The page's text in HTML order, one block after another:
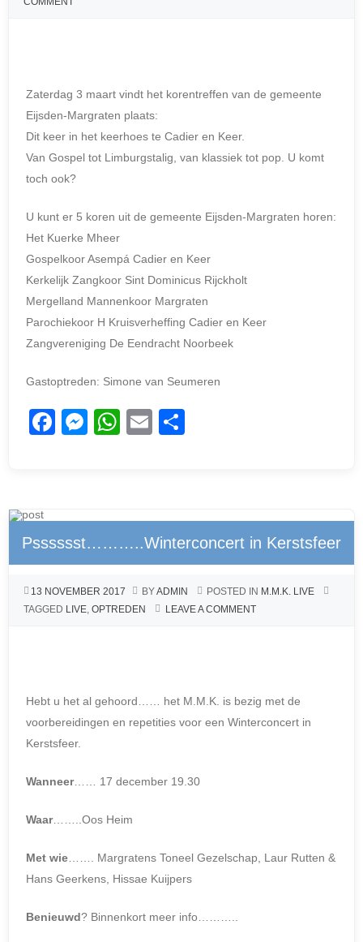
Zaterdag 3 maart vindt het korentreffen van de gemeente
Eijsden-Margraten plaats:
Dit keer in het keerhoes te Cadier en Keer.
Van Gospel tot Limburgstalig, van klassiek tot pop. U komt
toch ook?
U kunt er 5 koren uit de gemeente Eijsden-Margraten horen:
Het Kuerke Mheer
Gospelkoor Asempá Cadier en Keer
Kerkelijk Zangkoor Sint Dominicus Rijckholt
Mergelland Mannenkoor Margraten
Parochiekoor H Kruisverheffing Cadier en Keer
Zangvereniging De Eendracht Noorbeek
Gastoptreden: Simone van Seumeren
F
b
o
k
M
n
g
W
A
p
E
Psssssst………..Winterconcert in Kerstsfeer
13 NOVEMBER 2017 BYADMIN POSTED IN M.M.K. LIVE
TAGGED LIVE OPTREDEN LEAVE A COMMENT
Hebt u het al gehoord…… het M.M.K. is bezig met de
voorbereidingen en repetities voor een Winterconcert in
Kerstsfeer.
Wanneer…… 17 december 19.30
Waar……..Oos Heim
Met wie ……. Margratens Toneel Gezelschap, Laur Rutten &
Hans Geerkens, Hissae Kuijpers
Benieuwd? Binnenkort meer info………..